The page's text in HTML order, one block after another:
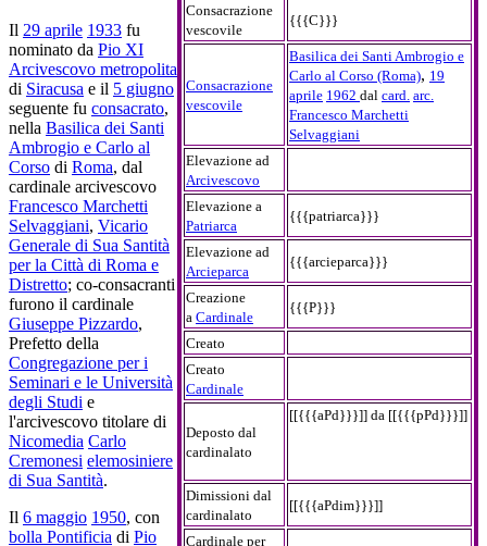
Consacrazione
vescovile
{{{C}}}
Consacrazione
vescovile
Basilica dei Santi Ambrogio e
Carlo al Corso (Roma), 19
aprile 1962 dal card. arc.
Francesco Marchetti
Selvaggiani
Elevazione ad
Arcivescovo
Elevazione a
Patriarca
{{{patriarca}}}
Elevazione ad
Arcieparca
{{{arcieparca}}}
Creazione
a Cardinale
{{{P}}}
Creato
Creato
Cardinale
Deposto dal
cardinalato
[[{{{aPd}}}]] da [[{{{pPd}}}]]
Dimissioni dal
cardinalato
[[{{{aPdim}}}]]
Cardinale per
Il 29 aprile 1933 fu
nominato da Pio XI
Arcivescovo metropolita
di Siracusa e il 5 giugno
seguente fu consacrato,
nella Basilica dei Santi
Ambrogio e Carlo al
Corso di Roma, dal
cardinale arcivescovo
Francesco Marchetti
Selvaggiani, Vicario
Generale di Sua Santità
per la Città di Roma e
Distretto; co-consacranti
furono il cardinale
Giuseppe Pizzardo,
Prefetto della
Congregazione per i
Seminari e le Università
degli Studi e
l'arcivescovo titolare di
Nicomedia Carlo
Cremonesi elemosiniere
di Sua Santità.
Il 6 maggio 1950, con
bolla Pontificia di Pio